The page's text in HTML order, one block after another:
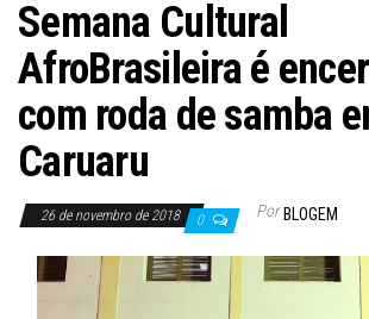
Semana Cultural
AfroBrasileira é
com roda de samba
Caruaru
26 de novembro de 2018 0 Por BLOGEM